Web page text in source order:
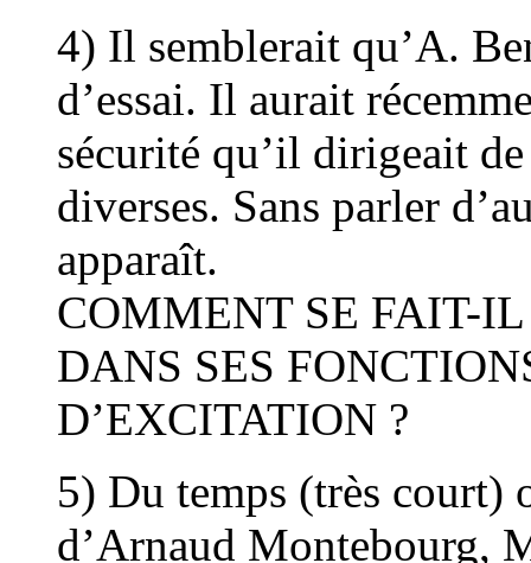
4) Il semblerait qu’A.
d’essai. Il aurait
sécurité qu’il dirigeait
diverses. Sans parler
apparaît.
COMMENT SE FAIT-
DANS SES
D’EXCITATION ?
5) Du temps (très court)
d’Arnaud Montebourg,